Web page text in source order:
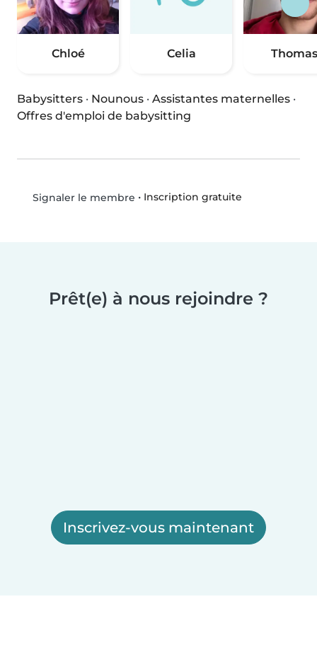
Chloé Celia Thomas
Babysitters · Nounous · Assistantes maternelles ·
Offres d'emploi de babysitting
Signaler le membre • Inscription gratuite
Prêt(e) à nous rejoindre ?
Inscrivez-vous maintenant